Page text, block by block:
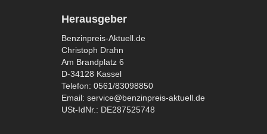
Herausgeber
Benzinpreis-Aktuell.de
Christoph Drahn
Am Brandplatz 6
D-34128 Kassel
Telefon: 0561/83098850
Email: service@benzinpreis-aktuell.de
USt-IdNr.: DE287525748